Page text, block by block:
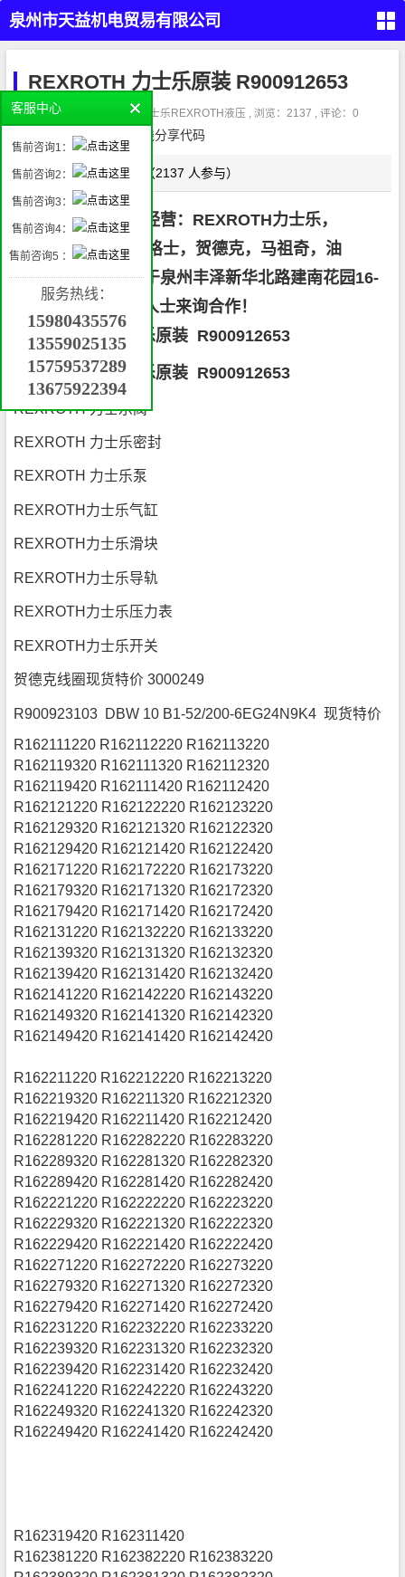
泉州市天益机电贸易有限公司
VICKERS）
留
言
本
液
品
动
产
工
动
化
品接
我
REXROTH 力士乐原装 R900912653
作者：admin3 , 分类：力士乐REXROTH液压 , 浏览：2137 , 评论：0
请在这里放置你的在线分享代码
正文 点这评论（2137 人参与）
泉州天益机电专业经营：REXROTH力士乐，
PARKER派克，威格士，贺德克，马祖奇，油
研，，，本公司位于泉州丰泽新华北路建南花园16-
204 随时欢迎各界人士来询合作！
REXROTH 力士乐原装 R900912653
REXROTH 力士乐原装 R900912653
REXROTH 力士乐阀
REXROTH 力士乐密封
REXROTH 力士乐泵
REXROTH力士乐气缸
REXROTH力士乐滑块
REXROTH力士乐导轨
REXROTH力士乐压力表
REXROTH力士乐开关
贺德克线圈现货特价 3000249
R900923103 DBW 10 B1-52/200-6EG24N9K4 现货特价
R162111220 R162112220 R162113220
R162119320 R162111320 R162112320
R162119420 R162111420 R162112420
R162121220 R162122220 R162123220
R162129320 R162121320 R162122320
R162129420 R162121420 R162122420
R162171220 R162172220 R162173220
R162179320 R162171320 R162172320
R162179420 R162171420 R162172420
R162131220 R162132220 R162133220
R162139320 R162131320 R162132320
R162139420 R162131420 R162132420
R162141220 R162142220 R162143220
R162149320 R162141320 R162142320
R162149420 R162141420 R162142420
R162211220 R162212220 R162213220
R162219320 R162211320 R162212320
R162219420 R162211420 R162212420
R162281220 R162282220 R162283220
R162289320 R162281320 R162282320
R162289420 R162281420 R162282420
R162221220 R162222220 R162223220
R162229320 R162221320 R162222320
R162229420 R162221420 R162222420
R162271220 R162272220 R162273220
R162279320 R162271320 R162272320
R162279420 R162271420 R162272420
R162231220 R162232220 R162233220
R162239320 R162231320 R162232320
R162239420 R162231420 R162232420
R162241220 R162242220 R162243220
R162249320 R162241320 R162242320
R162249420 R162241420 R162242420
R162319420 R162311420
R162381220 R162382220 R162383220
客服中心
售前咨询1：
售前咨询2：
售前咨询3：
售前咨询4：
售前咨询5 ：
服务热线：
15980435576
13559025135
15759537289
13675922394